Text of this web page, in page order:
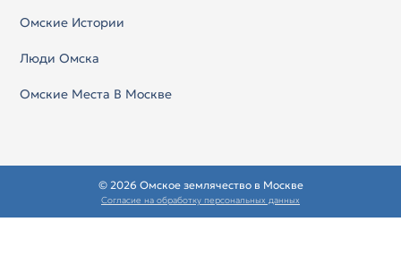
Омские Истории
Люди Омска
Омские Места В Москве
© 2026 Омское землячество в Москве
Согласие на обработку персональных данных